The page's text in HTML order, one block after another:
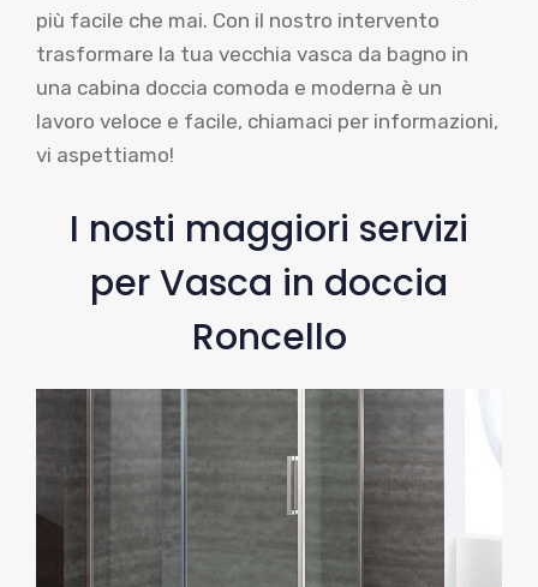
più facile che mai. Con il nostro intervento
trasformare la tua vecchia vasca da bagno in
una cabina doccia comoda e moderna è un
lavoro veloce e facile, chiamaci per informazioni,
vi aspettiamo!
I nosti maggiori servizi
per Vasca in doccia
Roncello